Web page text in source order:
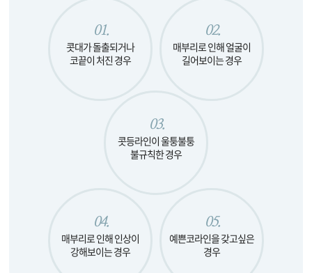
01.
콧대가 돌출되거나
코끝이 처진 경우
02.
매부리로 인해 얼굴이
길어보이는 경우
03.
콧등라인이 울퉁불퉁
불규칙한 경우
04.
매부리로 인해 인상이
강해보이는 경우
05.
예쁜코라인을갖고싶은
경우